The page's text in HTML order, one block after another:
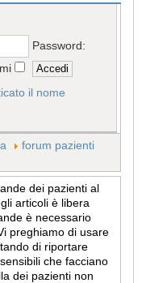
Password:
il nome
forum pazienti
dei pazienti al
articoli è libera
è necessario
preghiamo di usare
di riportare
che facciano
dei pazienti non